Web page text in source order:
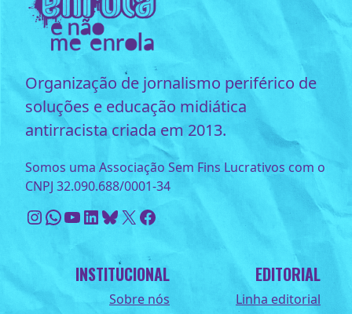
Organização de jornalismo periférico de
soluções e educação midiática
antirracista criada em 2013.
Somos uma Associação Sem Fins Lucrativos com o
CNPJ 32.090.688/0001-34
Instagram
WhatsApp
Youtube
LinkedIn
Bluesky
X Facebook
INSTITUCIONAL
Sobre nós
EDITORIAL
Linha editorial